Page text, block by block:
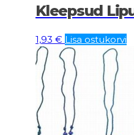
Kleepsud
1,93 € Lisa ostukorvi